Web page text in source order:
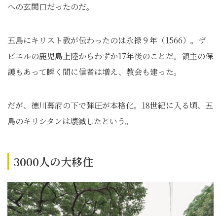
への玄関口だったのだ。
五島にキリスト教が伝わったのは永禄９年（1566）。ザ
ビエルの鹿児島上陸からわずか17年後のことだ。領主の保
護もあって瞬く間に信者は増え、教会も建った。
だが、徳川幕府の下で弾圧が本格化。18世紀に入る頃、五
島のキリシタンは壊滅したという。
3000人の大移住